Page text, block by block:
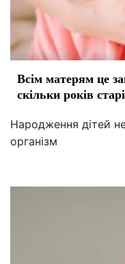
Всім матерям це
скільки років
Народження дітей
організм